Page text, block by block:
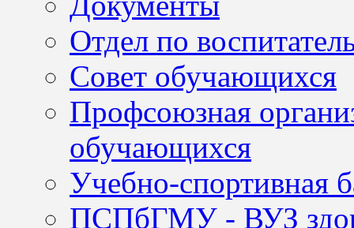
Отдел по
Совет обучающихся
Профсоюзная
обучающихся
Учебно-спортивная
ПСПбГМУ - ВУЗ